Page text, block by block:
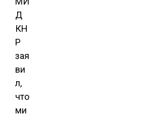
Д
КН
Р
зая
ви
л,
что
ми